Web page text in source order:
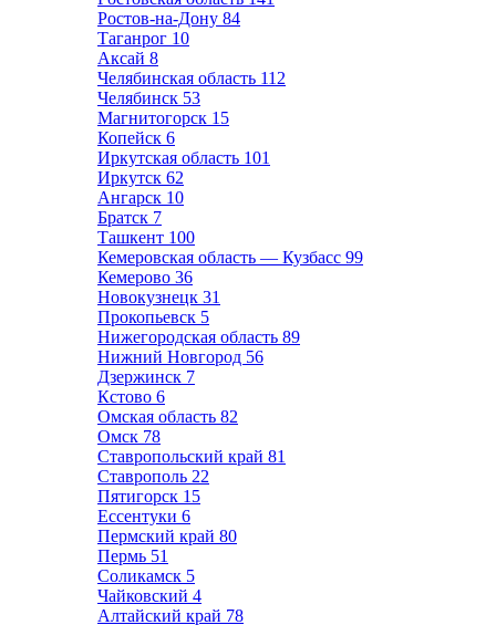
Ростов-на-Дону 84
Таганрог 10
Аксай 8
Челябинская область 112
Челябинск 53
Магнитогорск 15
Копейск 6
Иркутская область 101
Иркутск 62
Ангарск 10
Братск 7
Ташкент 100
Кемеровская область — Кузбасс 99
Кемерово 36
Новокузнецк 31
Прокопьевск 5
Нижегородская область 89
Нижний Новгород 56
Дзержинск 7
Кстово 6
Омская область 82
Омск 78
Ставропольский край 81
Ставрополь 22
Пятигорск 15
Ессентуки 6
Пермский край 80
Пермь 51
Соликамск 5
Чайковский 4
Алтайский край 78